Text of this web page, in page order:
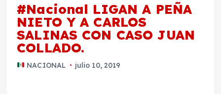
#Nacional LIGAN A PEÑA
NIETO Y A CARLOS
SALINAS CON CASO JUAN
COLLADO.
NACIONAL julio 10, 2019